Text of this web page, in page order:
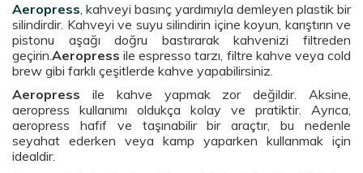
Aeropress, kahveyi basınç yardımıyla demleyen plastik bir
silindirdir. Kahveyi ve suyu silindirin içine koyun, karıştırın ve
pistonu aşağı doğru bastırarak kahvenizi filtreden
geçirin.Aeropress ile espresso tarzı, filtre kahve veya cold
brew gibi farklı çeşitlerde kahve yapabilirsiniz.
Aeropress ile kahve yapmak zor değildir. Aksine,
aeropress kullanımı oldukça kolay ve pratiktir. Ayrıca,
aeropress hafif ve taşınabilir bir araçtır, bu nedenle
seyahat ederken veya kamp yaparken kullanmak için
idealdir.